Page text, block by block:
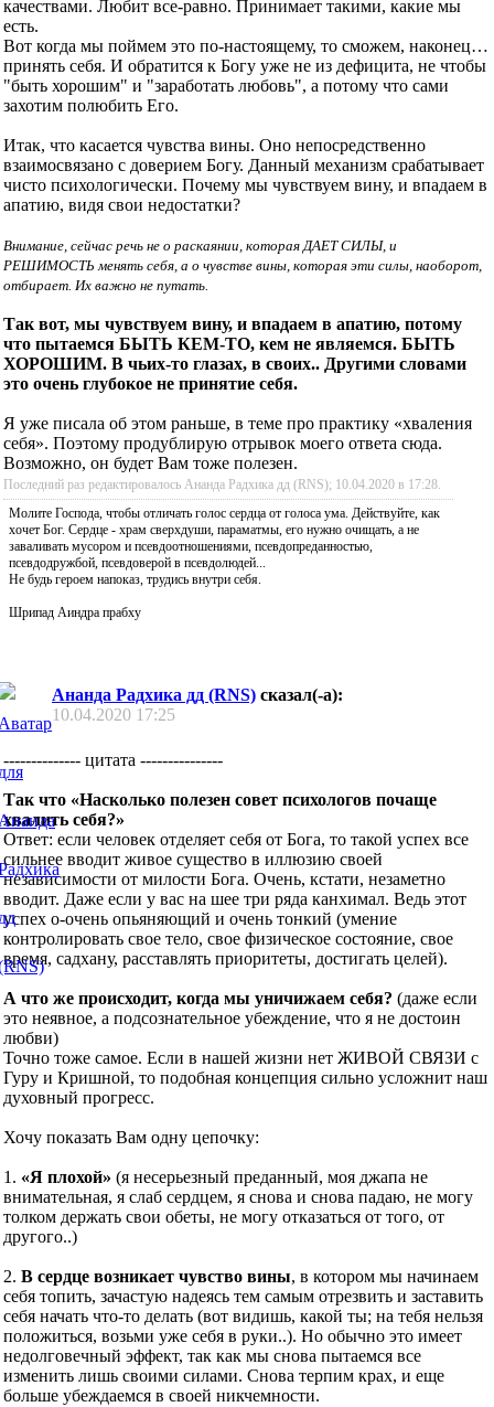
качествами. Любит все-равно. Принимает такими, какие мы
есть.
Вот когда мы поймем это по-настоящему, то сможем, наконец…
принять себя. И обратится к Богу уже не из дефицита, не чтобы
"быть хорошим" и "заработать любовь", а потому что сами
захотим полюбить Его.
Итак, что касается чувства вины. Оно непосредственно
взаимосвязано с доверием Богу. Данный механизм срабатывает
чисто психологически. Почему мы чувствуем вину, и впадаем в
апатию, видя свои недостатки?
Внимание, сейчас речь не о раскаянии, которая ДАЕТ СИЛЫ, и
РЕШИМОСТЬ менять себя, а о чувстве вины, которая эти силы, наоборот,
отбирает. Их важно не путать.
Так вот, мы чувствуем вину, и впадаем в апатию, потому
что пытаемся БЫТЬ КЕМ-ТО, кем не являемся. БЫТЬ
ХОРОШИМ. В чьих-то глазах, в своих.. Другими словами
это очень глубокое не принятие себя.
Я уже писала об этом раньше, в теме про практику «хваления
себя». Поэтому продублирую отрывок моего ответа сюда.
Возможно, он будет Вам тоже полезен.
Последний раз редактировалось Ананда Радхика дд (RNS); 10.04.2020 в 17:28.
Молите Господа, чтобы отличать голос сердца от голоса ума. Действуйте, как
хочет Бог. Сердце - храм сверхдуши, параматмы, его нужно очищать, а не
заваливать мусором и псевдоотношениями, псевдопреданностью,
псевдодружбой, псевдоверой в псевдолюдей...
Не будь героем напоказ, трудись внутри себя.
Шрипад Аиндра прабху
Ананда Радхика дд (RNS) сказал(-а):
10.04.2020 17:25
-------------- цитата ---------------
Так что «Насколько полезен совет психологов почаще
хвалить себя?»
Ответ: если человек отделяет себя от Бога, то такой успех все
сильнее вводит живое существо в иллюзию своей
независимости от милости Бога. Очень, кстати, незаметно
вводит. Даже если у вас на шее три ряда канхимал. Ведь этот
успех о-очень опьяняющий и очень тонкий (умение
контролировать свое тело, свое физическое состояние, свое
время, садхану, расставлять приоритеты, достигать целей).
А что же происходит, когда мы уничижаем себя? (даже если
это неявное, а подсознательное убеждение, что я не достоин
любви)
Точно тоже самое. Если в нашей жизни нет ЖИВОЙ СВЯЗИ с
Гуру и Кришной, то подобная концепция сильно усложнит наш
духовный прогресс.
Хочу показать Вам одну цепочку:
1. «Я плохой» (я несерьезный преданный, моя джапа не
внимательная, я слаб сердцем, я снова и снова падаю, не могу
толком держать свои обеты, не могу отказаться от того, от
другого..)
2. В сердце возникает чувство вины, в котором мы начинаем
себя топить, зачастую надеясь тем самым отрезвить и заставить
себя начать что-то делать (вот видишь, какой ты; на тебя нельзя
положиться, возьми уже себя в руки..). Но обычно это имеет
недолговечный эффект, так как мы снова пытаемся все
изменить лишь своими силами. Снова терпим крах, и еще
больше убеждаемся в своей никчемности.